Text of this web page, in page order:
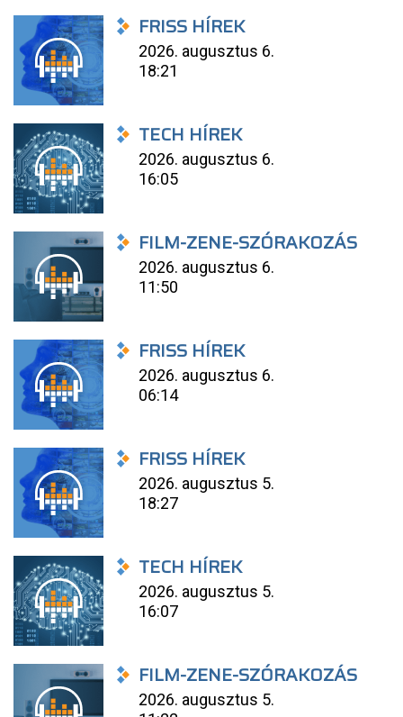
FRISS HÍREK
2026. augusztus 6.
18:21
TECH HÍREK
2026. augusztus 6.
16:05
FILM-ZENE-SZÓRAKOZÁS
2026. augusztus 6.
11:50
FRISS HÍREK
2026. augusztus 6.
06:14
FRISS HÍREK
2026. augusztus 5.
18:27
TECH HÍREK
2026. augusztus 5.
16:07
FILM-ZENE-SZÓRAKOZÁS
2026. augusztus 5.